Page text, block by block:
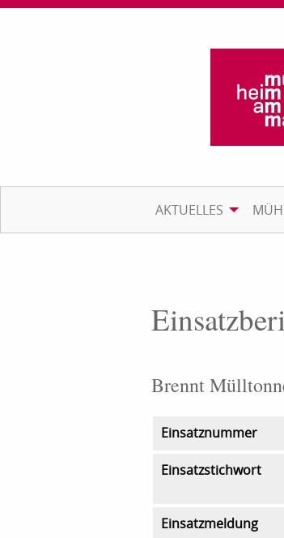
AKTUELLES
Brennt
Einsatznummer
Einsatzstichwort
Einsatzmeldung